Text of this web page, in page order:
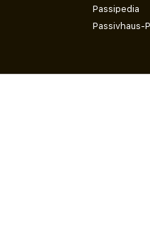
Passipedia
Passivhaus-